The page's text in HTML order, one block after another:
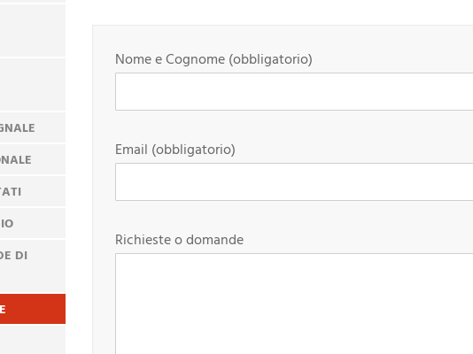
DI
Nome e Cognome (obbligatorio)
Email (obbligatorio)
Richieste o domande